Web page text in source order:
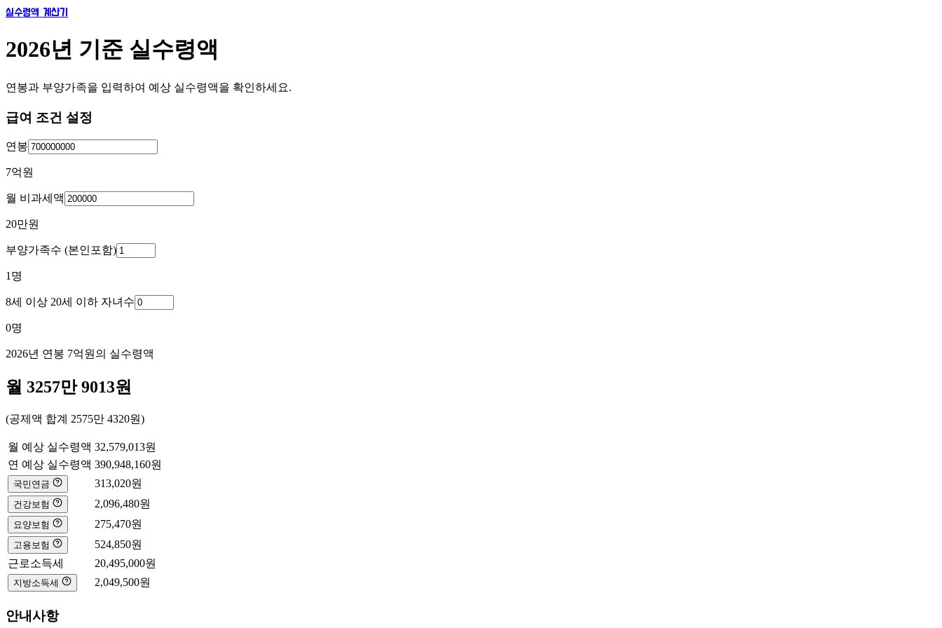
실수령액 계산기
2026년 기준 실수령액
연봉과 부양가족을 입력하여 예상 실수령액을 확인하세요.
급여 조건 설정
연봉
7억원
월 비과세액
20만원
부양가족수 (본인포함)
1 명
8세 이상 20세 이하 자녀수
0명
2026년 연봉 7억원의 실수령액
월 3257만 9013원
(공제액 합계 2575만 4320원)
월 예상 실수령액 32,579,013원
연 예상 실수령액 390,948,160원
국민연금 313,020원
건강보험 2,096,480원
요양보험 275,470원
고용보험 524,850원
근로소득세
20,495,000원
지방소득세 2,049,500원
안내사항